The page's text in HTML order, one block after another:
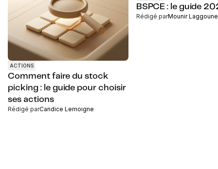
ACTIONS
Comment faire du stock
picking : le guide pour choisir
ses actions
Rédigé parCandice Lemoigne
BSPCE : le guide
Rédigé parMounir Laggoune